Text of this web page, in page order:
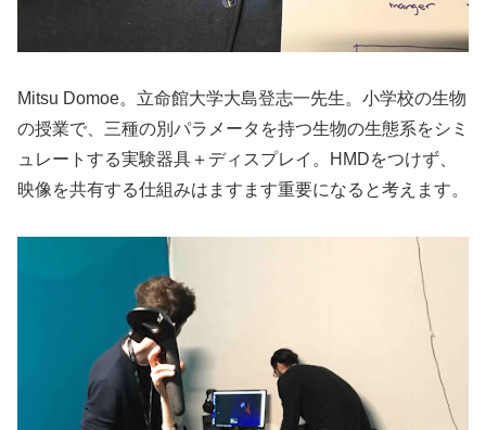
Mitsu Domoe。立命館大学大島登志一先生。小学校の生物
の授業で、三種の別パラメータを持つ生物の生態系をシミ
ュレートする実験器具＋ディスプレイ。HMDをつけず、
映像を共有する仕組みはますます重要になると考えます。